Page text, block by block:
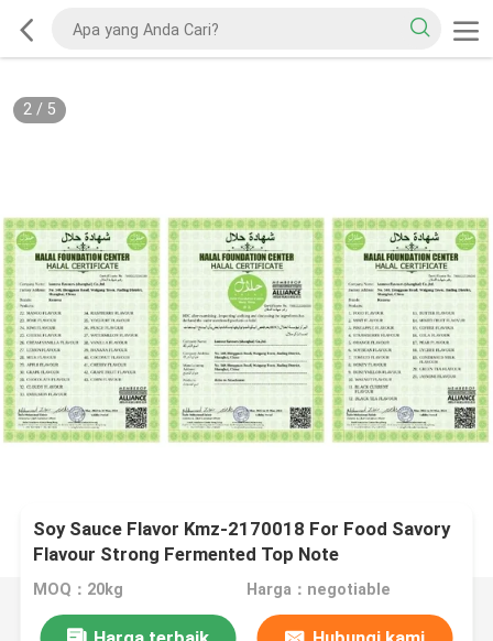
2/ 5
Soy Sauce Flavor Kmz-2170018 For Food Savory
Flavour Strong Fermented Top Note
MOQ：20kg Harga：negotiable